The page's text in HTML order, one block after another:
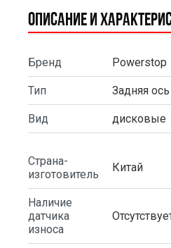
Описание и
Бренд Powerstop
Тип Задняя ось
Вид дисковые
Страна-
изготовитель
Китай
Наличие
датчика
износа